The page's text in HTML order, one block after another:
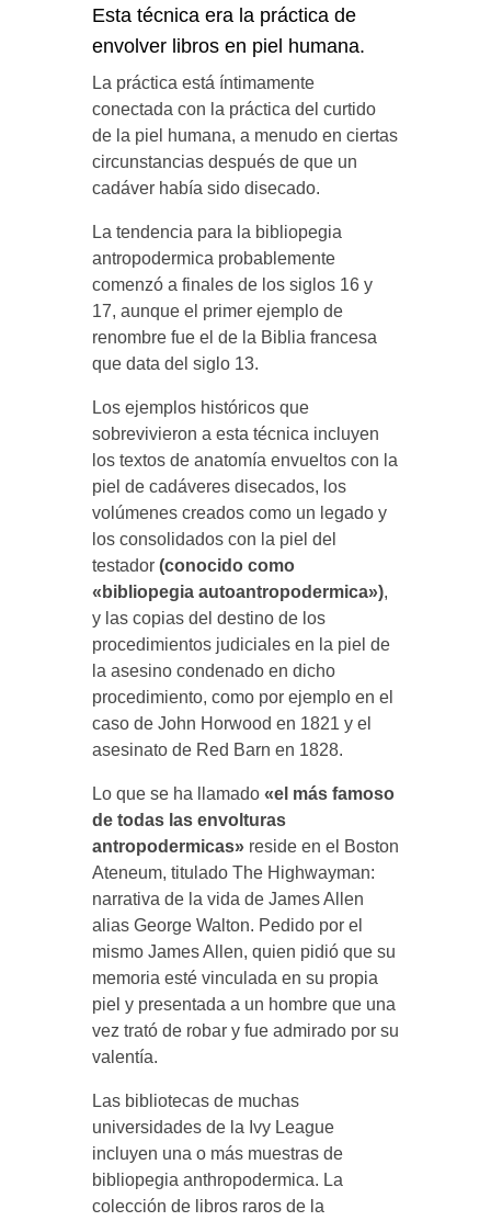
Esta técnica era la práctica de
envolver libros en piel humana.
La práctica está íntimamente
conectada con la práctica del curtido
de la piel humana, a menudo en ciertas
circunstancias después de que un
cadáver había sido disecado.
La tendencia para la bibliopegia
antropodermica probablemente
comenzó a finales de los siglos 16 y
17, aunque el primer ejemplo de
renombre fue el de la Biblia francesa
que data del siglo 13.
Los ejemplos históricos que
sobrevivieron a esta técnica incluyen
los textos de anatomía envueltos con la
piel de cadáveres disecados, los
volúmenes creados como un legado y
los consolidados con la piel del
testador (conocido como
«bibliopegia autoantropodermica»),
y las copias del destino de los
procedimientos judiciales en la piel de
la asesino condenado en dicho
procedimiento, como por ejemplo en el
caso de John Horwood en 1821 y el
asesinato de Red Barn en 1828.
Lo que se ha llamado «el más famoso
de todas las envolturas
antropodermicas» reside en el Boston
Ateneum, titulado The Highwayman:
narrativa de la vida de James Allen
alias George Walton. Pedido por el
mismo James Allen, quien pidió que su
memoria esté vinculada en su propia
piel y presentada a un hombre que una
vez trató de robar y fue admirado por su
valentía.
Las bibliotecas de muchas
universidades de la Ivy League
incluyen una o más muestras de
bibliopegia anthropodermica. La
colección de libros raros de la